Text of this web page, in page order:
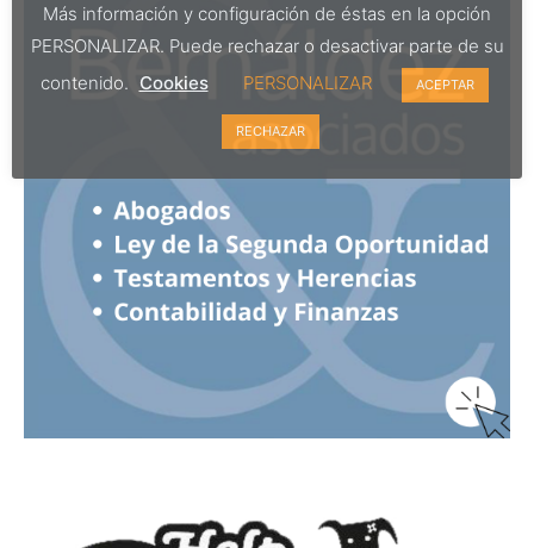
Más información y configuración de éstas en la opción
PERSONALIZAR. Puede rechazar o desactivar parte de su
contenido. Cookies PERSONALIZAR ACEPTAR
RECHAZAR